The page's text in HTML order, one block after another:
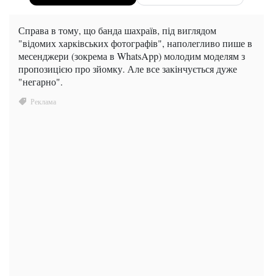
Справа в тому, що банда шахраїв, під виглядом
"відомих харківських фотографів", наполегливо пише в
месенджери (зокрема в WhatsApp) молодим моделям з
пропозицією про зйомку. Але все закінчується дуже
"негарно".